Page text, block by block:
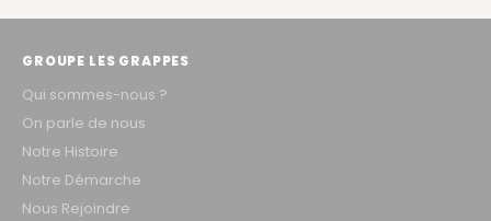
GROUPE LES GRAPPES
Qui sommes-nous ?
On parle de nous
Notre Histoire
Notre Démarche
Nous Rejoindre